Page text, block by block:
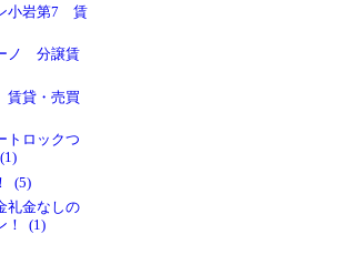
小岩第7 賃
ノ 分譲賃
貸・売買
ロックつ
(5)
礼金なしの
！ (1)